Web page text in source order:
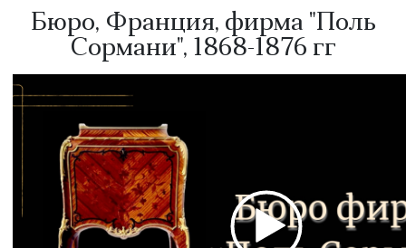
Бюро, Франция, фирма "Поль
Сормани", 1868-1876 гг